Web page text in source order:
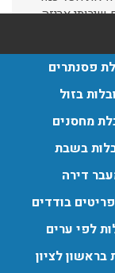
ההובלות
פריט בודד.
פסנתרים
בזול
מחסנים
בשבת
דירה
בודדים
לפי ערים
בראשון לציון